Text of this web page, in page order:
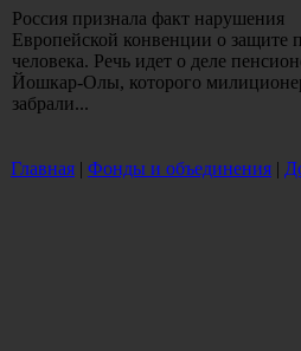
Россия признала факт нарушения
Европейской конвенции о защите
человека. Речь идет о деле
Йошкар-Олы, которого
забрали...
Главная | Фонды и объединения |